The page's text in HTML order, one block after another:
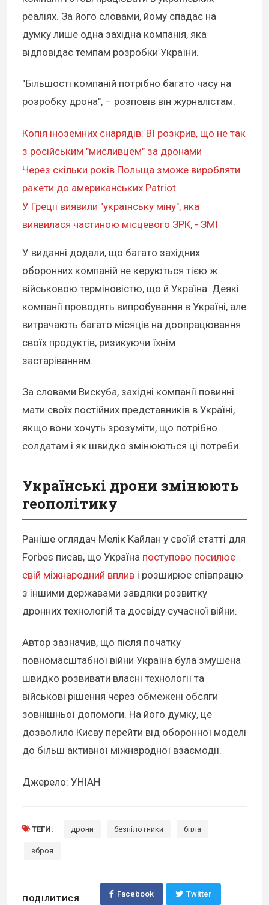
реаліях. За його словами, йому спадає на
думку лише одна західна компанія, яка
відповідає темпам розробки України.
"Більшості компаній потрібно багато часу на
розробку дрона", – розповів він журналістам.
Копія іноземних снарядів: BI розкрив, що не так
з російським "мисливцем" за дронами
Через скільки років Польща зможе виробляти
ракети до американських Patriot
У Греції виявили "українську міну", яка
виявилася частиною місцевого ЗРК, - ЗМІ
У виданні додали, що багато західних
оборонних компаній не керуються тією ж
військовою терміновістю, що й Україна. Деякі
компанії проводять випробування в Україні, але
витрачають багато місяців на доопрацювання
своїх продуктів, ризикуючи їхнім
застаріванням.
За словами Вискуба, західні компанії повинні
мати своїх постійних представників в Україні,
якщо вони хочуть зрозуміти, що потрібно
солдатам і як швидко змінюються ці потреби.
Українські дрони змінюють
геополітику
Раніше оглядач Мелік Кайлан у своїй статті для
Forbes писав, що Україна поступово посилює
свій міжнародний вплив і розширює співпрацю
з іншими державами завдяки розвитку
дронних технологій та досвіду сучасної війни.
Автор зазначив, що після початку
повномасштабної війни Україна була змушена
швидко розвивати власні технології та
військові рішення через обмежені обсяги
зовнішньої допомоги. На його думку, це
дозволило Києву перейти від оборонної моделі
до більш активної міжнародної взаємодії.
Джерело: УНІАН
ТЕГИ: дрони безпілотники бпла
зброя
ПОДІЛИТИСЯ
Facebook Twitter